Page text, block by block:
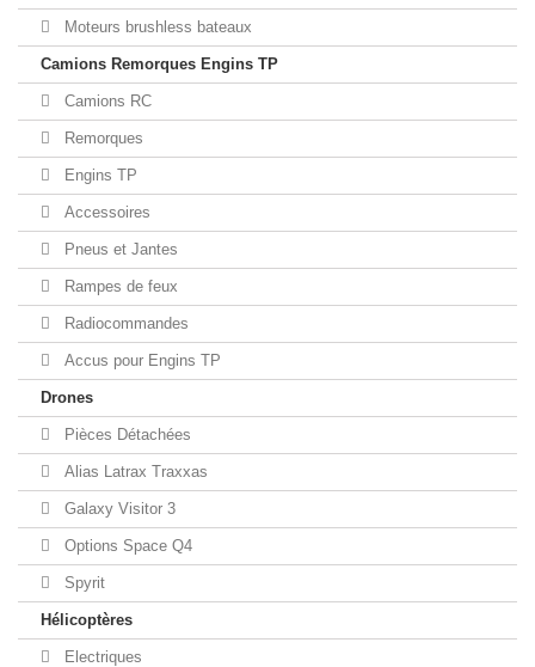
Moteurs brushless bateaux
Camions Remorques Engins TP
Camions RC
Remorques
Engins TP
Accessoires
Pneus et Jantes
Rampes de feux
Radiocommandes
Accus pour Engins TP
Drones
Pièces Détachées
Alias Latrax Traxxas
Galaxy Visitor 3
Options Space Q4
Spyrit
Hélicoptères
Electriques